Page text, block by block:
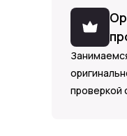
проверкой